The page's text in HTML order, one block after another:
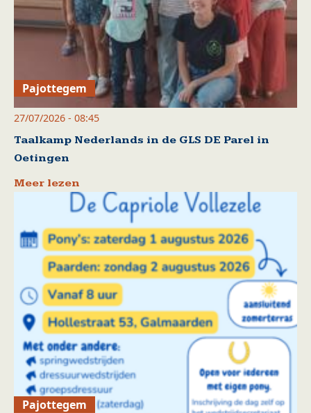
Pajottegem
27/07/2026 - 08:45
Taalkamp Nederlands in de GLS DE Parel in
Oetingen
Meer lezen
Pajottegem